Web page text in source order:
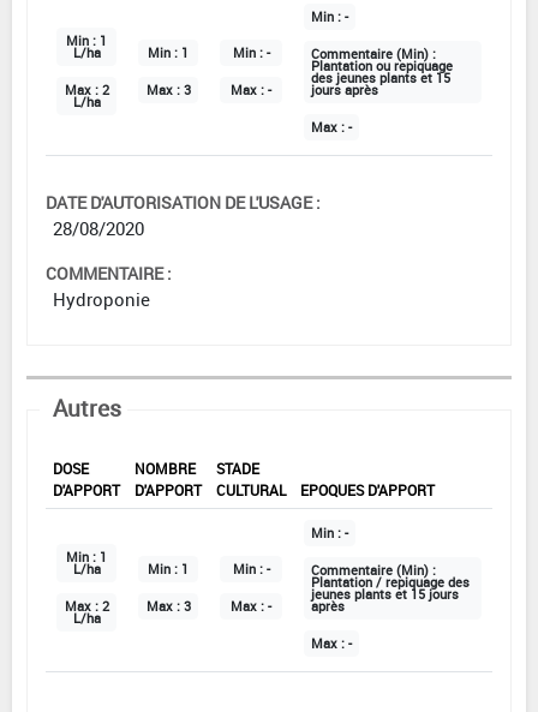
Min : 1
L/ha
Max : 2
L/ha
Min : 1
Max : 3
Min : -
Max : -
Min : -
Commentaire (Min) :
Plantation ou repiquage
des jeunes plants et 15
jours après
Max : -
DATE D'AUTORISATION DE L'USAGE :
28/08/2020
COMMENTAIRE :
Hydroponie
Autres
DOSE
D'APPORT
NOMBRE
D'APPORT
STADE
CULTURAL
EPOQUES D'APPORT
Min : 1
L/ha
Max : 2
L/ha
Min : 1
Max : 3
Min : -
Max : -
Min : -
Commentaire (Min) :
Plantation / repiquage des
jeunes plants et 15 jours
après
Max : -